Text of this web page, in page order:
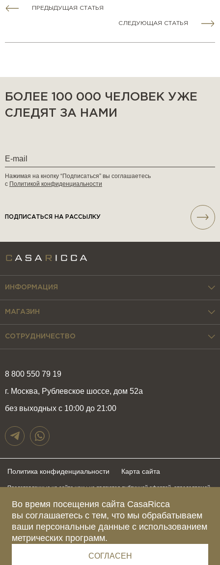
ПРЕДЫДУЩАЯ СТАТЬЯ
СЛЕДУЮЩАЯ СТАТЬЯ
Во время посещения сайта CasaRicca
вы соглашаетесь с тем, что мы обрабатываем
ваши персональные данные с использованием
метрических программ.
СОГЛАСЕН
БОЛЕЕ 100 000 ЧЕЛОВЕК УЖЕ
СЛЕДЯТ ЗА НАМИ
Нажимая на кнопку “Подписаться” вы соглашаетесь
с Политикой конфиденциальности
ПОДПИСАТЬСЯ НА РАССЫЛКУ
8 800 550 79 19
г. Москва, Рублевское шоссе, дом 52а
без выходных с 10:00 до 21:00
ИНФОРМАЦИЯ
МАГАЗИН
СОТРУДНИЧЕСТВО
Политика конфиденциальности Карта сайта
Представленные на сайте цены не являются публичной офертой, определяемой
быть изменены в любое время без предупреждения. Для получения актуальной и
подробной информации о стоимости, сроках и условиях поставки просьба
обращаться к менеджерам по указанным выше телефонам
Зарегистрированное название компании
Адрес Ш. РУБЛЁВСКОЕ, Д. 52А, ПОМЕЩ. I ЭТАЖ 2, КОМ. 81 Г.МОСКВА, ВН.ТЕР.